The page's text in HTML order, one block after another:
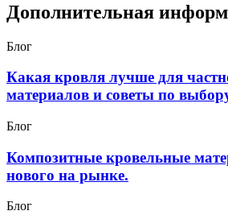
Дополнительная
Блог
Какая кровля лучше для
материалов и советы по
Блог
Композитные кровельные
нового на рынке.
Блог